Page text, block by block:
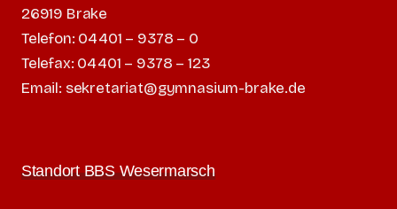
26919 Brake
Telefon: 04401 – 9378 – 0
Telefax: 04401 – 9378 – 123
Email: sekretariat@gymnasium-brake.de
Standort BBS Wesermarsch